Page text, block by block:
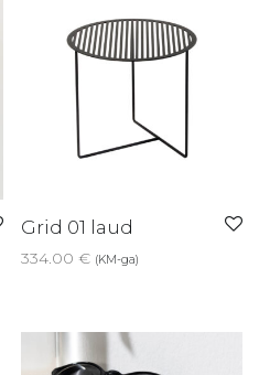
Grid 01 laud
334.00 € (KM-ga)